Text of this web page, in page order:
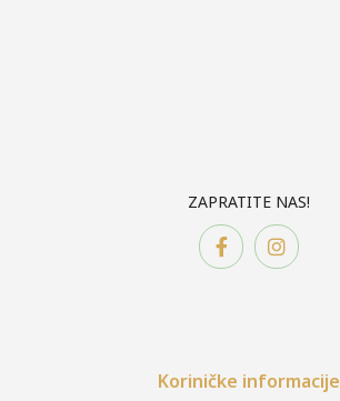
ZAPRATITE NAS!
Koriničke informacije